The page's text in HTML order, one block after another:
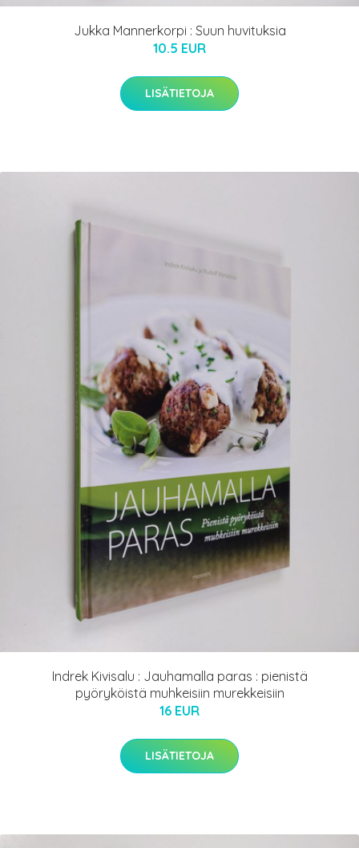
Jukka Mannerkorpi : Suun huvituksia
10.5 EUR
LISÄTIETOJA
Indrek Kivisalu : Jauhamalla paras : pienistä
pyöryköistä muhkeisiin murekkeisiin
16 EUR
LISÄTIETOJA